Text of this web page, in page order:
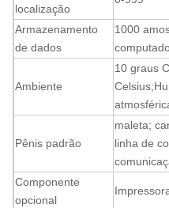
localização
Armazenamento
de dados
1000
Ambiente
10 graus
Celsius;
Pênis padrão
maleta;
linha de
Componente
opcional